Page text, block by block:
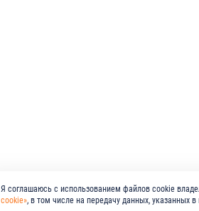
Я соглашаюсь с использованием файлов cookie
cookie», в том числе на передачу данных, указанных